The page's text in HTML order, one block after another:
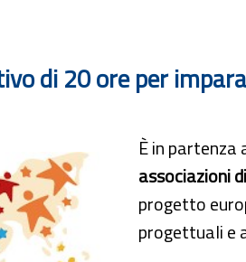
di 20 ore per
È in partenza
associazioni
progetto
progettuali e